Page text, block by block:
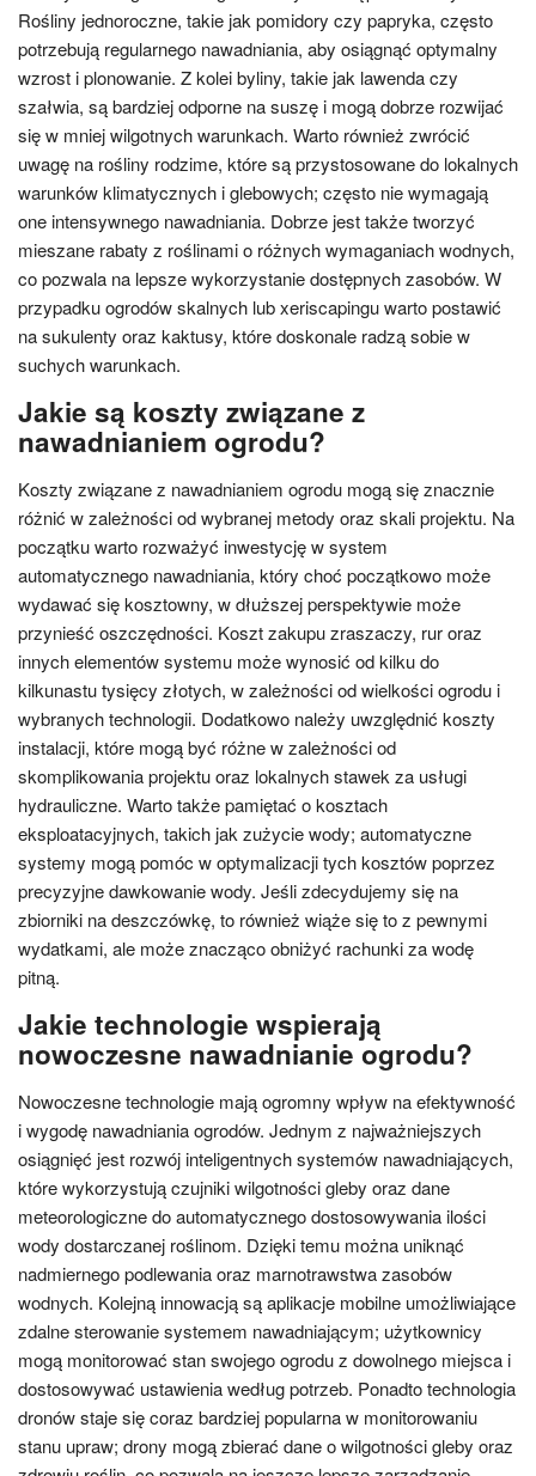
Rośliny jednoroczne, takie jak pomidory czy papryka, często
potrzebują regularnego nawadniania, aby osiągnąć optymalny
wzrost i plonowanie. Z kolei byliny, takie jak lawenda czy
szałwia, są bardziej odporne na suszę i mogą dobrze rozwijać
się w mniej wilgotnych warunkach. Warto również zwrócić
uwagę na rośliny rodzime, które są przystosowane do lokalnych
warunków klimatycznych i glebowych; często nie wymagają
one intensywnego nawadniania. Dobrze jest także tworzyć
mieszane rabaty z roślinami o różnych wymaganiach wodnych,
co pozwala na lepsze wykorzystanie dostępnych zasobów. W
przypadku ogrodów skalnych lub xeriscapingu warto postawić
na sukulenty oraz kaktusy, które doskonale radzą sobie w
suchych warunkach.
Jakie są koszty związane z
nawadnianiem ogrodu?
Koszty związane z nawadnianiem ogrodu mogą się znacznie
różnić w zależności od wybranej metody oraz skali projektu. Na
początku warto rozważyć inwestycję w system
automatycznego nawadniania, który choć początkowo może
wydawać się kosztowny, w dłuższej perspektywie może
przynieść oszczędności. Koszt zakupu zraszaczy, rur oraz
innych elementów systemu może wynosić od kilku do
kilkunastu tysięcy złotych, w zależności od wielkości ogrodu i
wybranych technologii. Dodatkowo należy uwzględnić koszty
instalacji, które mogą być różne w zależności od
skomplikowania projektu oraz lokalnych stawek za usługi
hydrauliczne. Warto także pamiętać o kosztach
eksploatacyjnych, takich jak zużycie wody; automatyczne
systemy mogą pomóc w optymalizacji tych kosztów poprzez
precyzyjne dawkowanie wody. Jeśli zdecydujemy się na
zbiorniki na deszczówkę, to również wiąże się to z pewnymi
wydatkami, ale może znacząco obniżyć rachunki za wodę
pitną.
Jakie technologie wspierają
nowoczesne nawadnianie ogrodu?
Nowoczesne technologie mają ogromny wpływ na efektywność
i wygodę nawadniania ogrodów. Jednym z najważniejszych
osiągnięć jest rozwój inteligentnych systemów nawadniających,
które wykorzystują czujniki wilgotności gleby oraz dane
meteorologiczne do automatycznego dostosowywania ilości
wody dostarczanej roślinom. Dzięki temu można uniknąć
nadmiernego podlewania oraz marnotrawstwa zasobów
wodnych. Kolejną innowacją są aplikacje mobilne umożliwiające
zdalne sterowanie systemem nawadniającym; użytkownicy
mogą monitorować stan swojego ogrodu z dowolnego miejsca i
dostosowywać ustawienia według potrzeb. Ponadto technologia
dronów staje się coraz bardziej popularna w monitorowaniu
stanu upraw; drony mogą zbierać dane o wilgotności gleby oraz